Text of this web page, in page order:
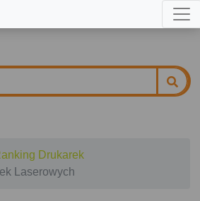
Drukarek
Laserowych